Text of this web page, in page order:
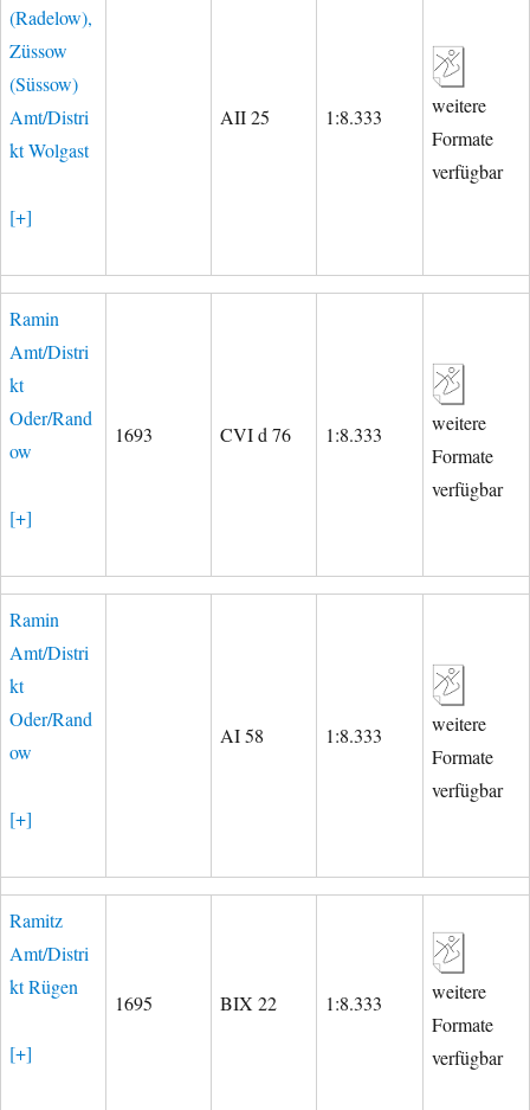
(Radelow),
Züssow
(Süssow)
Amt/Distri
kt Wolgast
[+]
AII 25 1:8.333
weitere
Formate
verfügbar
Ramin
Amt/Distri
kt
Oder/Rand
ow
[+]
1693 CVI d 76 1:8.333
weitere
Formate
verfügbar
Ramin
Amt/Distri
kt
Oder/Rand
ow
[+]
AI 58 1:8.333
weitere
Formate
verfügbar
Ramitz
Amt/Distri
kt Rügen
[+]
1695 BIX 22 1:8.333
weitere
Formate
verfügbar